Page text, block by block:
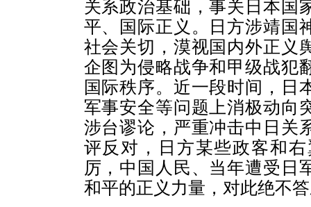
关系政治基础，事关日本国
平、国际正义。日方涉靖国
社会关切，漠视国内外正义
企图为侵略战争和甲级战犯
国际秩序。近一段时间，日
军事安全等问题上消极动向
涉台谬论，严重冲击中日关
评反对，日方某些政客和
厉，中国人民、当年遭受日
和平的正义力量，对此绝不